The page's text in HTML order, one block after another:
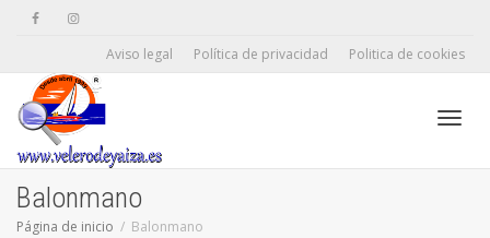
Aviso legal Política de privacidad Politica de cookies
Balonmano
Página de inicio
Balonmano